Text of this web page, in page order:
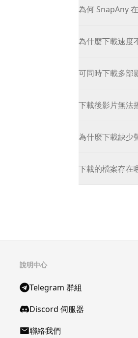
為何 SnapAny
為什麼下載速度
可同時下載多部
下載後影片無法
為什麼下載缺少
下載的檔案存在
說明中心
Telegram 群組
Discord 伺服器
聯絡我們